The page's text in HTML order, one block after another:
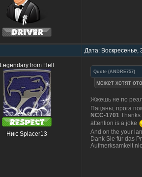
Дата: Воскресенье,
Legendary from Hell
Ник: Splacer13
Quote (ANDRE757)
может хотят
Жжешь не по
Пацаны, прога
NCC-1701 Thanks
attention is a joke
And on the your
Dank Sie für das
Aufmerksamkeit